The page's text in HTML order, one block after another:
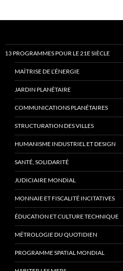
13 PROGRAMMES POUR LE 21E SIÈCLE
MAÎTRISE DE L’ÉNERGIE
JARDIN PLANÉTAIRE
COMMUNICATIONS PLANÉTAIRES
STRUCTURATION DES VILLES
HUMANISME INDUSTRIEL ET DESIGN
SANTÉ, SOLIDARITÉ
JUDICIAIRE MONDIAL
MONNAIE ET FISCALITÉ INCITATIVES
ÉDUCATION ET CULTURE TECHNIQUE
MÉTROLOGIE DU QUOTIDIEN
PROGRAMME SPATIAL MONDIAL